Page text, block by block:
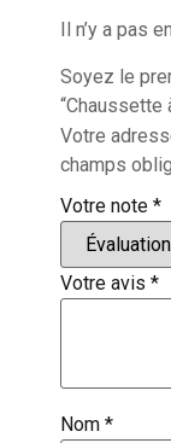
Il n’y a pas
Soyez le
Votre
champs
Votre note *
Votre avis *
Nom *